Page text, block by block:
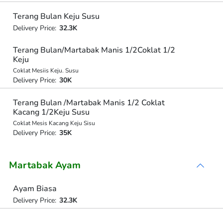
Terang Bulan Keju Susu
Delivery Price: 32.3K
Terang Bulan/Martabak Manis 1/2Coklat 1/2
Keju
Coklat Mesiis Keju. Susu
Delivery Price: 30K
Terang Bulan /Martabak Manis 1/2 Coklat
Kacang 1/2Keju Susu
Coklat Mesis Kacang Keju Sisu
Delivery Price: 35K
Martabak Ayam
Ayam Biasa
Delivery Price: 32.3K